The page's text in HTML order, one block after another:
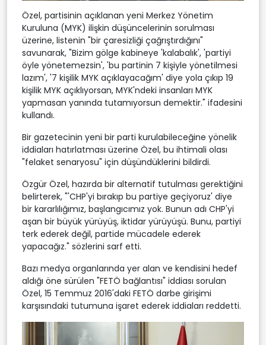
Özel, partisinin açıklanan yeni Merkez Yönetim
Kuruluna (MYK) ilişkin düşüncelerinin sorulması
üzerine, listenin "bir çaresizliği çağrıştırdığını"
savunarak, "Bizim gölge kabineye 'kalabalık', 'partiyi
öyle yönetemezsin', 'bu partinin 7 kişiyle yönetilmesi
lazım', '7 kişilik MYK açıklayacağım' diye yola çıkıp 19
kişilik MYK açıklıyorsan, MYK'ndeki insanları MYK
yapmasan yanında tutamıyorsun demektir." ifadesini
kullandı.
Bir gazetecinin yeni bir parti kurulabileceğine yönelik
iddiaları hatırlatması üzerine Özel, bu ihtimali olası
"felaket senaryosu" için düşündüklerini bildirdi.
Özgür Özel, hazırda bir alternatif tutulması gerektiğini
belirterek, "'CHP'yi bırakıp bu partiye geçiyoruz' diye
bir kararlılığımız, başlangıcımız yok. Bunun adı CHP'yi
aşan bir büyük yürüyüş, iktidar yürüyüşü. Bunu, partiyi
terk ederek değil, partide mücadele ederek
yapacağız." sözlerini sarf etti.
Bazı medya organlarında yer alan ve kendisini hedef
aldığı öne sürülen "FETÖ bağlantısı" iddiası sorulan
Özel, 15 Temmuz 2016'daki FETÖ darbe girişimi
karşısındaki tutumuna işaret ederek iddiaları reddetti.